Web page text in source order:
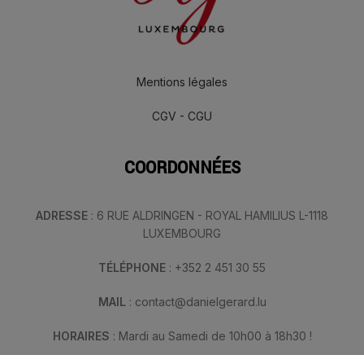
Mentions légales
CGV - CGU
COORDONNÉES
ADRESSE : 6 RUE ALDRINGEN - ROYAL HAMILIUS L-1118
LUXEMBOURG
TÉLÉPHONE : +352 2 451 30 55
MAIL : contact@danielgerard.lu
HORAIRES : Mardi au Samedi de 10h00 à 18h30 !